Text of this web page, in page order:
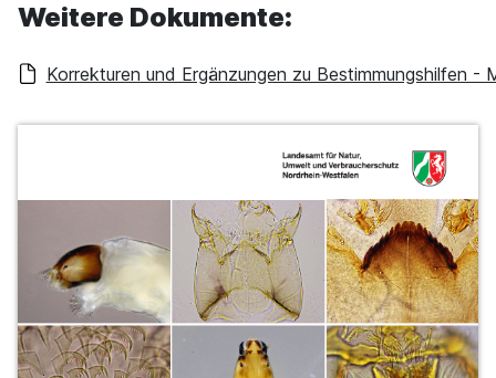
Weitere Dokumente:
Korrekturen und Ergänzungen zu Bestimmungshilfen